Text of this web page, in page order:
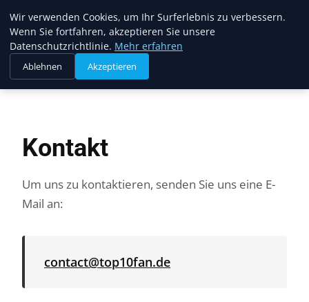
Top10fan
Kontakt
Um uns zu kontaktieren, senden Sie uns eine E-
Mail an:
contact@top10fan.de
Wir verwenden Cookies, um Ihr Surferlebnis zu verbessern.
Wenn Sie fortfahren, akzeptieren Sie unsere
Datenschutzrichtlinie. Mehr erfahren
Ablehnen Akzeptieren